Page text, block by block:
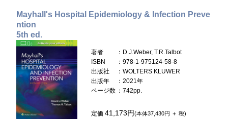
Mayhall's Hospital Epidemiology & Infection Preve
ntion
5th ed.
著者
：D.J.Weber, T.R.Talbot
ISBN
：978-1-975124-58-8
出版社
：WOLTERS KLUWER
出版年
：2021年
ページ数 ：742pp.
定価41,173円(本体37,430円 ＋ 税)